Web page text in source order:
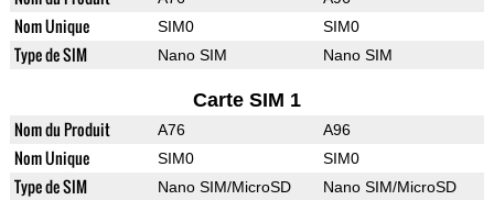
Nom Unique SIM0 SIM0
Type de SIM Nano SIM Nano SIM
Carte SIM 1
Nom du Produit A76 A96
Nom Unique SIM0 SIM0
Type de SIM Nano SIM/MicroSD Nano SIM/MicroSD